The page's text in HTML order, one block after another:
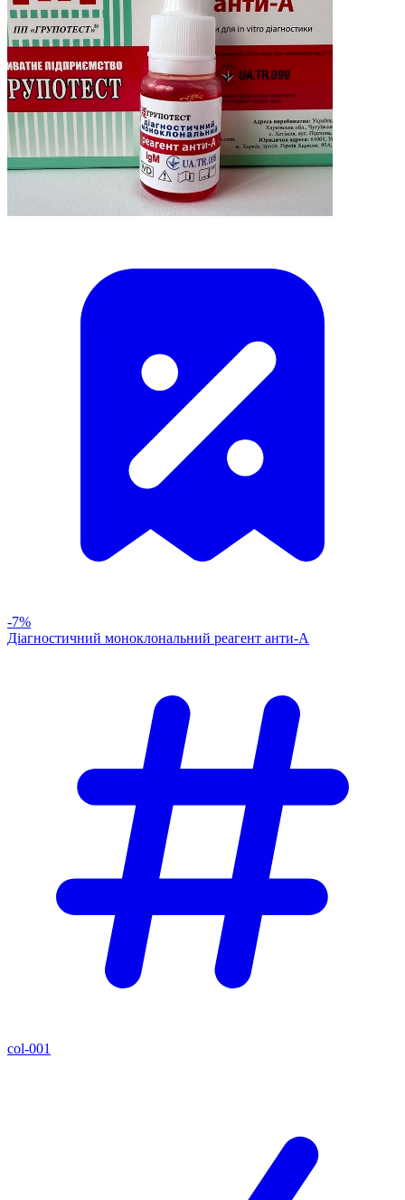
-7%
Діагностичний моноклональний реагент анти-А
col-001